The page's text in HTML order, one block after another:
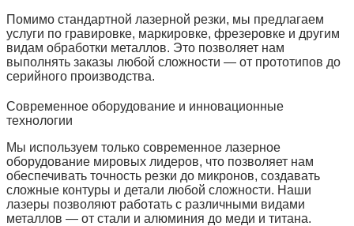
Помимо стандартной лазерной резки, мы предлагаем
услуги по гравировке, маркировке, фрезеровке и другим
видам обработки металлов. Это позволяет нам
выполнять заказы любой сложности — от прототипов до
серийного производства.
Современное оборудование и инновационные
технологии
Мы используем только современное лазерное
оборудование мировых лидеров, что позволяет нам
обеспечивать точность резки до микронов, создавать
сложные контуры и детали любой сложности. Наши
лазеры позволяют работать с различными видами
металлов — от стали и алюминия до меди и титана.